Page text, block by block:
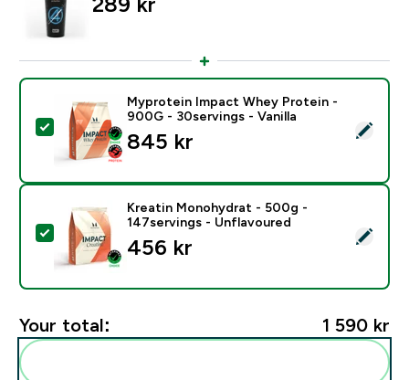
Select this product - Myprotein Impact Whey
Myprotein Impact Whey Protein -
900G - 30servings - Vanilla
845 kr‎
Select this product - Kreatin Monohydrat - 500g -
Kreatin Monohydrat - 500g -
147servings - Unflavoured
456 kr‎
Your total: 1 590 kr‎